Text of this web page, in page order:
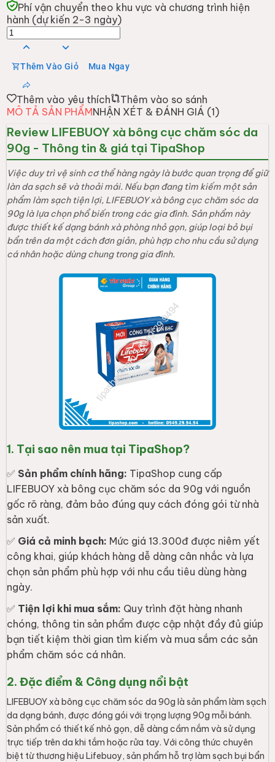
Phí vận chuyển theo khu vực và chương trình hiện
hành (dự kiến 2-3 ngày)
Thêm Vào Giỏ Mua Ngay
Thêm vào yêu thích
Thêm vào so sánh
MÔ TẢ SẢN PHẨMNHẬN XÉT & ĐÁNH GIÁ (1)
Review LIFEBUOY xà bông cục chăm sóc da
90g - Thông tin & giá tại TipaShop
Việc duy trì vệ sinh cơ thể hàng ngày là bước quan trọng để giữ
làn da sạch sẽ và thoải mái. Nếu bạn đang tìm kiếm một sản
phẩm làm sạch tiện lợi, LIFEBUOY xà bông cục chăm sóc da
90g là lựa chọn phổ biến trong các gia đình. Sản phẩm này
được thiết kế dạng bánh xà phòng nhỏ gọn, giúp loại bỏ bụi
bẩn trên da một cách đơn giản, phù hợp cho nhu cầu sử dụng
cá nhân hoặc dùng chung trong gia đình.
1. Tại sao nên mua tại TipaShop?
✅ Sản phẩm chính hãng: TipaShop cung cấp
LIFEBUOY xà bông cục chăm sóc da 90g với nguồn
gốc rõ ràng, đảm bảo đúng quy cách đóng gói từ nhà
sản xuất.
✅ Giá cả minh bạch: Mức giá 13.300đ được niêm yết
công khai, giúp khách hàng dễ dàng cân nhắc và lựa
chọn sản phẩm phù hợp với nhu cầu tiêu dùng hàng
ngày.
✅ Tiện lợi khi mua sắm: Quy trình đặt hàng nhanh
chóng, thông tin sản phẩm được cập nhật đầy đủ giúp
bạn tiết kiệm thời gian tìm kiếm và mua sắm các sản
phẩm chăm sóc cá nhân.
2. Đặc điểm & Công dụng nổi bật
LIFEBUOY xà bông cục chăm sóc da 90g là sản phẩm làm sạch
da dạng bánh, được đóng gói với trọng lượng 90g mỗi bánh.
Sản phẩm có thiết kế nhỏ gọn, dễ dàng cầm nắm và sử dụng
trực tiếp trên da khi tắm hoặc rửa tay. Với công thức chuyên
biệt từ thương hiệu Lifebuoy, sản phẩm hỗ trợ làm sạch bụi bẩn